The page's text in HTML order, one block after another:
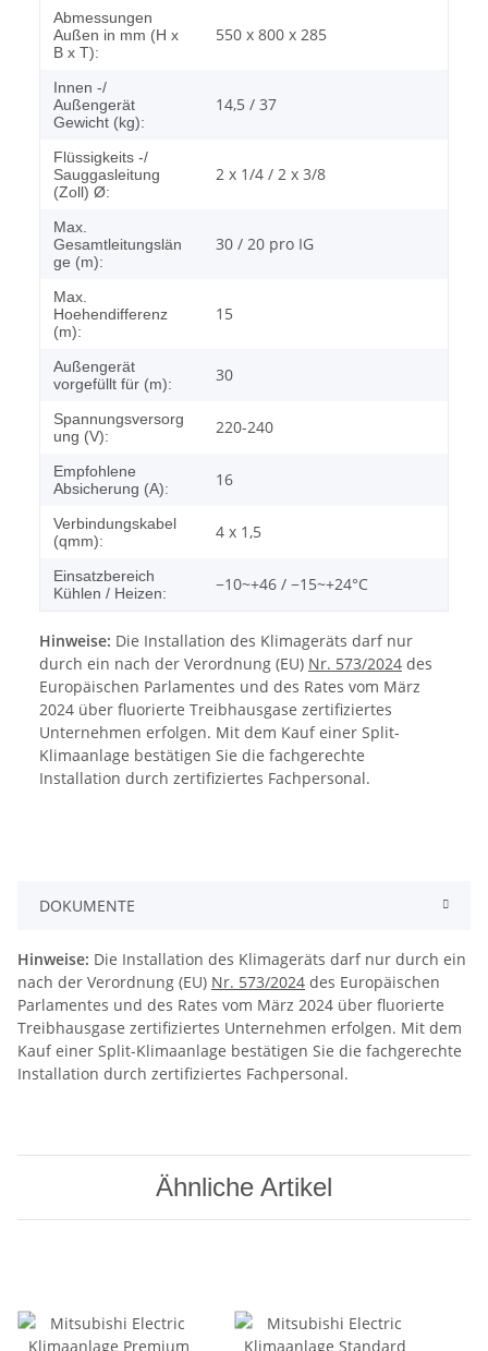
Abmessungen
Außen in mm (H x
B x T):
550 x 800 x 285
Innen -/
Außengerät
Gewicht (kg):
14,5 / 37
Flüssigkeits -/
Sauggasleitung
(Zoll) Ø:
2 x 1/4 / 2 x 3/8
Max.
Gesamtleitungslän
ge (m):
30 / 20 pro IG
Max.
Hoehendifferenz
(m):
15
Außengerät
vorgefüllt für (m):
30
Spannungsversorg
ung (V):
220-240
Empfohlene
Absicherung (A):
16
Verbindungskabel
(qmm):
4 x 1,5
Einsatzbereich
Kühlen / Heizen:
−10~+46 / −15~+24°C
Hinweise: Die Installation des Klimageräts darf nur
durch ein nach der Verordnung (EU) Nr. 573/2024 des
Europäischen Parlamentes und des Rates vom März
2024 über fluorierte Treibhausgase zertifiziertes
Unternehmen erfolgen. Mit dem Kauf einer Split-
Klimaanlage bestätigen Sie die fachgerechte
Installation durch zertifiziertes Fachpersonal.
DOKUMENTE
Hinweise: Die Installation des Klimageräts darf nur durch ein
nach der Verordnung (EU) Nr. 573/2024 des Europäischen
Parlamentes und des Rates vom März 2024 über fluorierte
Treibhausgase zertifiziertes Unternehmen erfolgen. Mit dem
Kauf einer Split-Klimaanlage bestätigen Sie die fachgerechte
Installation durch zertifiziertes Fachpersonal.
Ähnliche Artikel